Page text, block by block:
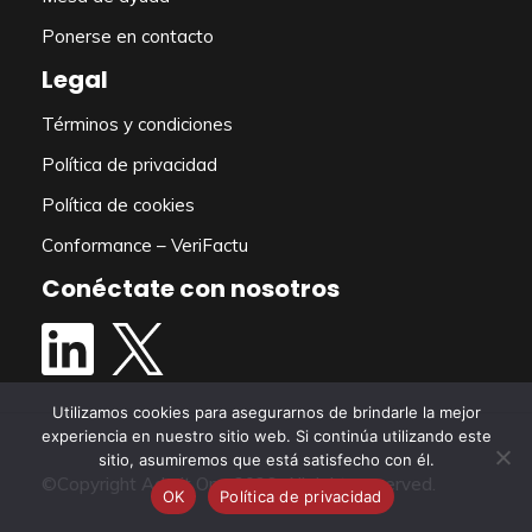
Actualizaciones recientes
Ponerse en contacto
Legal
Términos y condiciones
Política de privacidad
Política de cookies
Conformance – VeriFactu
Conéctate con nosotros
©Copyright Admit One 2026. All rights reserved.
Utilizamos cookies para asegurarnos de brindarle la mejor
experiencia en nuestro sitio web. Si continúa utilizando este
sitio, asumiremos que está satisfecho con él.
OK
Política de privacidad